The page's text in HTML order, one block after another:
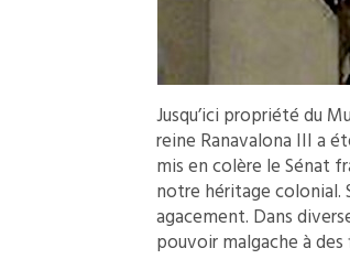
Jusqu’ici propriété du
reine Ranavalona III a
mis en colère le Sénat
notre héritage colonial.
agacement. Dans
pouvoir malgache à